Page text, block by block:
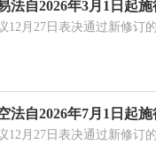
法自2026年3月1日起施
12月27日表决通过新修订
法自2026年7月1日起施
12月27日表决通过新修订